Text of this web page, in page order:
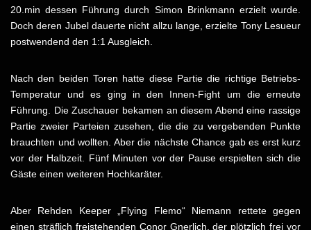
20.min dessen Führung durch Simon Brinkmann erzielt wurde.
Doch deren Jubel dauerte nicht allzu lange, erzielte Tony Lesueur
postwendend den 1:1 Ausgleich.
Nach den beiden Toren hatte diese Partie die richtige Betriebs-
Temperatur und es ging in den Innen-Fight um die erneute
Führung. Die Zuschauer bekamen an diesem Abend eine rassige
Partie zweier Parteien zusehen, die die zu vergebenden Punkte
brauchten und wollten. Aber die nächste Chance gab es erst kurz
vor der Halbzeit. Fünf Minuten vor der Pause erspielten sich die
Gäste einen weiteren Hochkaräter.
Aber Rehden Keeper „Flying Flemo“ Niemann rettete gegen
einen sträflich freistehenden Conor Gnerlich, der plötzlich frei vor